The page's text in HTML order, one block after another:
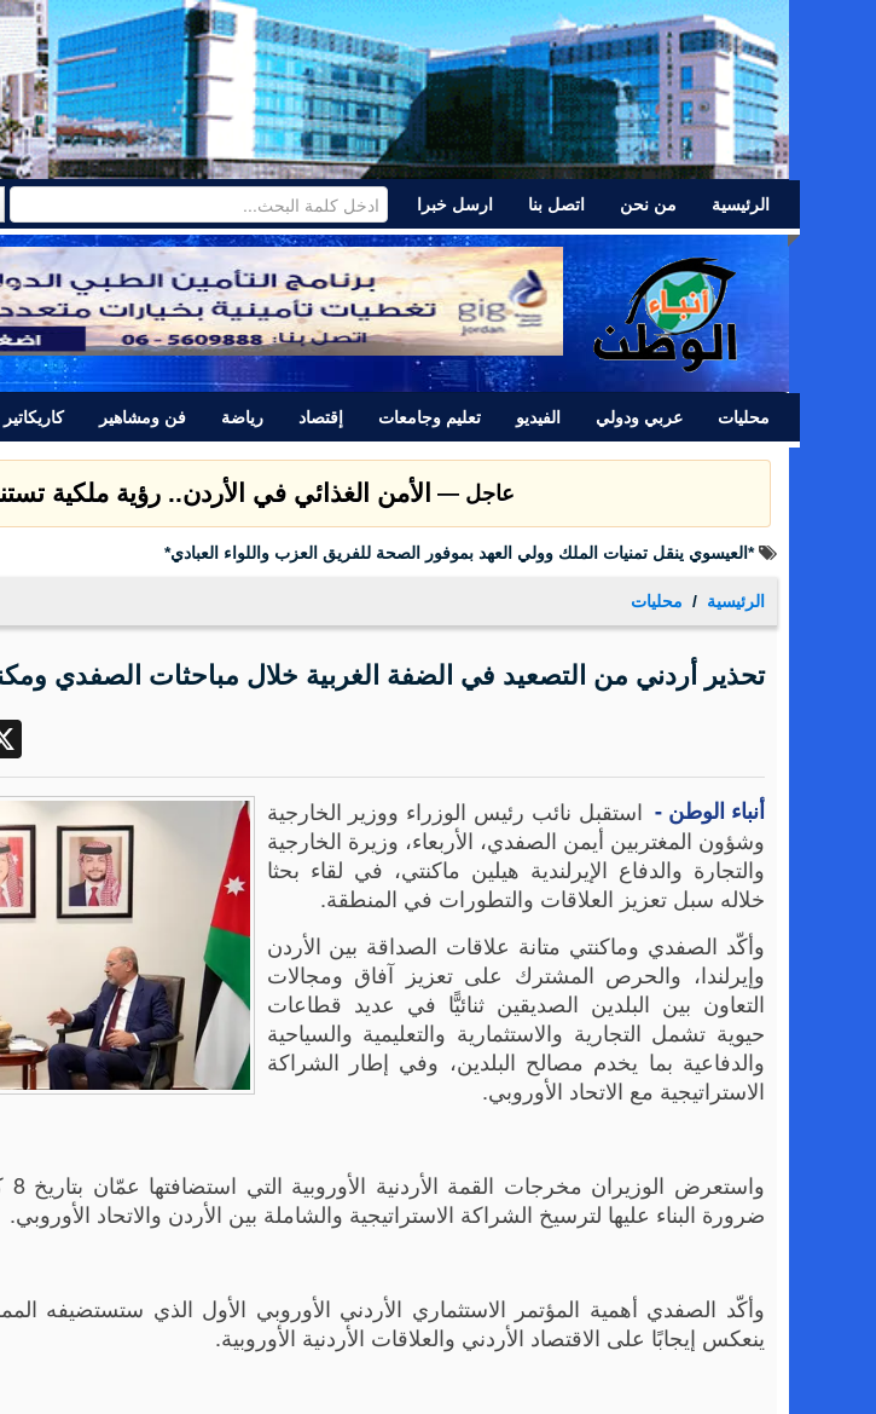
الرئيسية من نحن اتصل بنا ارسل خبرا
محليات عربي ودولي الفيديو تعليم وجامعات إقتصاد رياضة فن ومشاهير كاريكاتير
عاجل — الأمن الغذائي في الأردن.. رؤية ملكية
*العيسوي ينقل تمنيات الملك وولي العهد بموفور الصحة للفريق العزب واللواء العبادي*
الرئيسية محليات
تحذير أردني من التصعيد في الضفة الغربية خلال مباحثات الصفدي
X
أنباء الوطن - استقبل نائب رئيس الوزراء ووزير الخارجية
وشؤون المغتربين أيمن الصفدي، الأربعاء، وزيرة الخارجية
والتجارة والدفاع الإيرلندية هيلين ماكنتي، في لقاء بحثا
خلاله سبل تعزيز العلاقات والتطورات في المنطقة.
وأكّد الصفدي وماكنتي متانة علاقات الصداقة بين الأردن
وإيرلندا، والحرص المشترك على تعزيز آفاق ومجالات
التعاون بين البلدين الصديقين ثنائيًّا في عديد قطاعات
حيوية تشمل التجارية والاستثمارية والتعليمية والسياحية
والدفاعية بما يخدم مصالح البلدين، وفي إطار الشراكة
الاستراتيجية مع الاتحاد الأوروبي.
ضرورة البناء عليها لترسيخ الشراكة الاستراتيجية والشاملة بين الأردن والاتحاد الأوروبي.
وأكّد الصفدي أهمية المؤتمر الاستثماري الأردني الأوروبي الأول الذي ستستضيفه
ينعكس إيجابًا على الاقتصاد الأردني والعلاقات الأردنية الأوروبية.